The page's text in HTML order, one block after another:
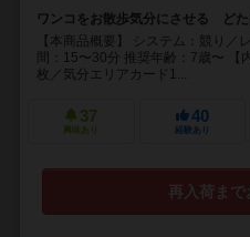
ワンコをお散歩気分にさせる どた
【本商品概要】 システム：競り／
間：15〜30分 推奨年齢：7歳〜
枚／気分エリアカード1...
37
興味あり
40
経験あり
再入荷ま